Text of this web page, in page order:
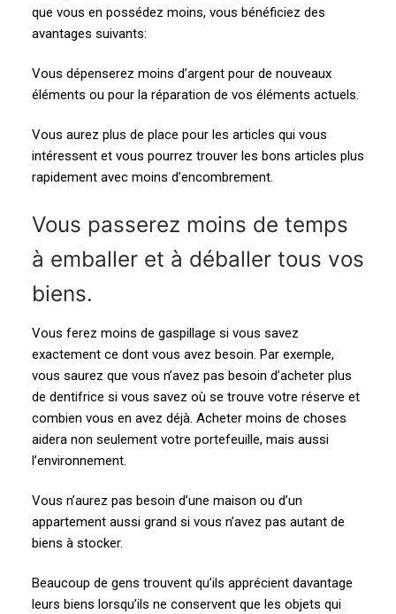
que vous en possédez moins, vous bénéficiez des
avantages suivants:
Vous dépenserez moins d’argent pour de nouveaux
éléments ou pour la réparation de vos éléments actuels.
Vous aurez plus de place pour les articles qui vous
intéressent et vous pourrez trouver les bons articles plus
rapidement avec moins d’encombrement.
Vous passerez moins de temps
à emballer et à déballer tous vos
biens.
Vous ferez moins de gaspillage si vous savez
exactement ce dont vous avez besoin. Par exemple,
vous saurez que vous n’avez pas besoin d’acheter plus
de dentifrice si vous savez où se trouve votre réserve et
combien vous en avez déjà. Acheter moins de choses
aidera non seulement votre portefeuille, mais aussi
l’environnement.
Vous n’aurez pas besoin d’une maison ou d’un
appartement aussi grand si vous n’avez pas autant de
biens à stocker.
Beaucoup de gens trouvent qu’ils apprécient davantage
leurs biens lorsqu’ils ne conservent que les objets qui